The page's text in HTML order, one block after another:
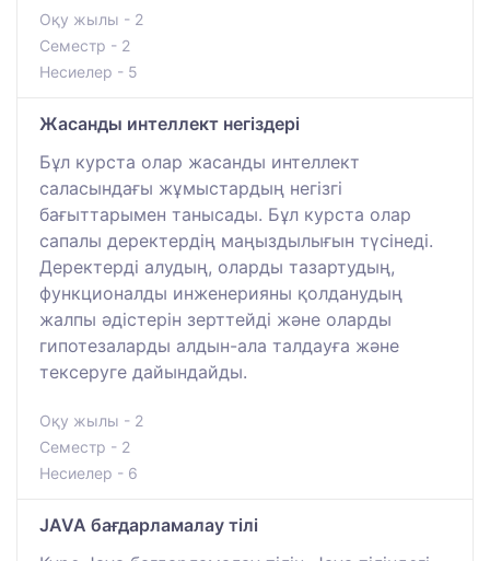
Оқу жылы - 2
Семестр - 2
Несиелер - 5
Жасанды интеллект негіздері
Бұл курста олар жасанды интеллект
саласындағы жұмыстардың негізгі
бағыттарымен танысады. Бұл курста олар
сапалы деректердің маңыздылығын түсінеді.
Деректерді алудың, оларды тазартудың,
функционалды инженерияны қолданудың
жалпы әдістерін зерттейді және оларды
гипотезаларды алдын-ала талдауға және
тексеруге дайындайды.
Оқу жылы - 2
Семестр - 2
Несиелер - 6
JAVA бағдарламалау тілі